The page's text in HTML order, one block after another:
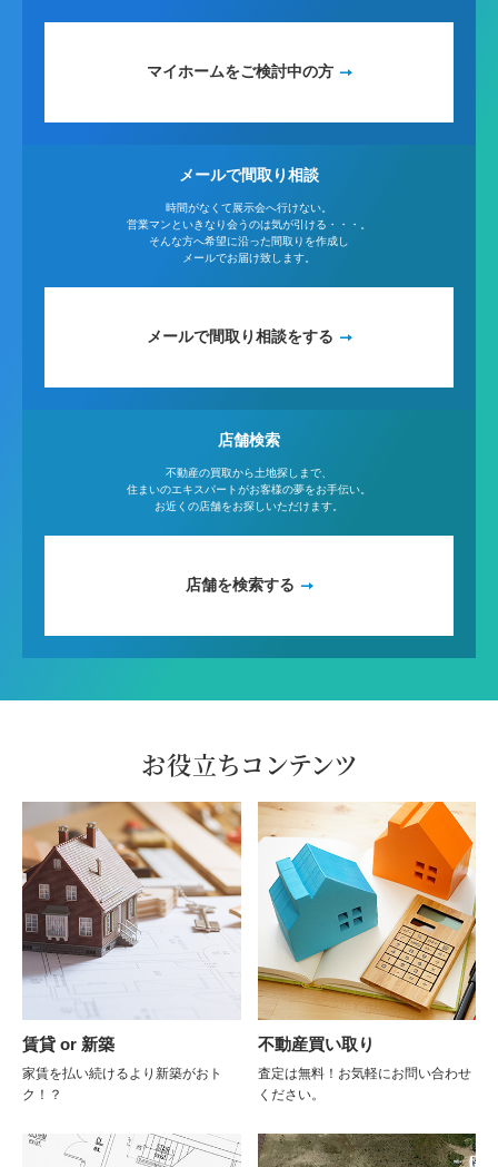
マイホームをご検討中の方
メールで間取り相談
時間がなくて展示会へ行けない。
営業マンといきなり会うのは気が引ける・・・。
そんな方へ希望に沿った間取りを作成し
メールでお届け致します。
メールで間取り相談をする
店舗検索
不動産の買取から土地探しまで、
住まいのエキスパートがお客様の夢をお手伝い。
お近くの店舗をお探しいただけます。
店舗を検索する
お役立ちコンテンツ
賃貸 or 新築
家賃を払い続けるより新築がおト
ク！？
不動産買い取り
査定は無料！お気軽にお問い合わせ
ください。